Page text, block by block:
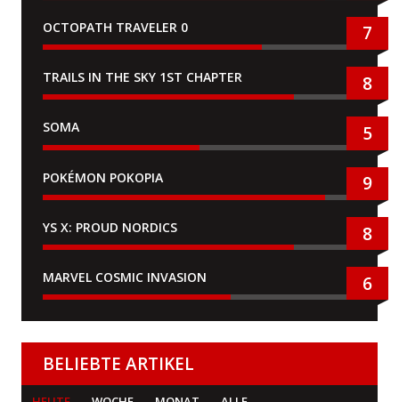
OCTOPATH TRAVELER 0 7
TRAILS IN THE SKY 1ST CHAPTER 8
SOMA 5
POKÉMON POKOPIA 9
YS X: PROUD NORDICS 8
MARVEL COSMIC INVASION 6
BELIEBTE ARTIKEL